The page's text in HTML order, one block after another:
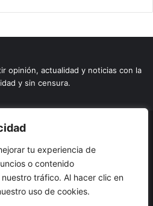
tu experiencia de
o contenido
tráfico. Al hacer clic en
uso de cookies.
opinión, actualidad y noticias con la
y sin censura.
derechos reservados |
Nit 901228106
Caricaturas Reportajes